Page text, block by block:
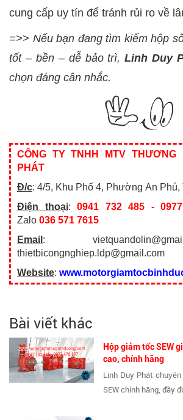
cung cấp uy tín để tránh rủi ro về
=>> Nếu bạn đang tìm kiếm hộp
tốt – bền – dễ bảo trì,Linh Duy
chọn đáng cân nhắc.
CÔNG TY TNHH MTV THƯƠNG
PHÁT
Đ/c: 4/5, Khu Phố 4, Phường An Phú,
Điện thoại:0941 732 485 -
Zalo 036 571 7615
Email :
thietbicongnghiep.ldp@gmail.com
Website:
Bài viết khác
Hộp giảm tốc SEW
cao, chính hãng
Linh Duy Phát
SEW chính hãng, đầy